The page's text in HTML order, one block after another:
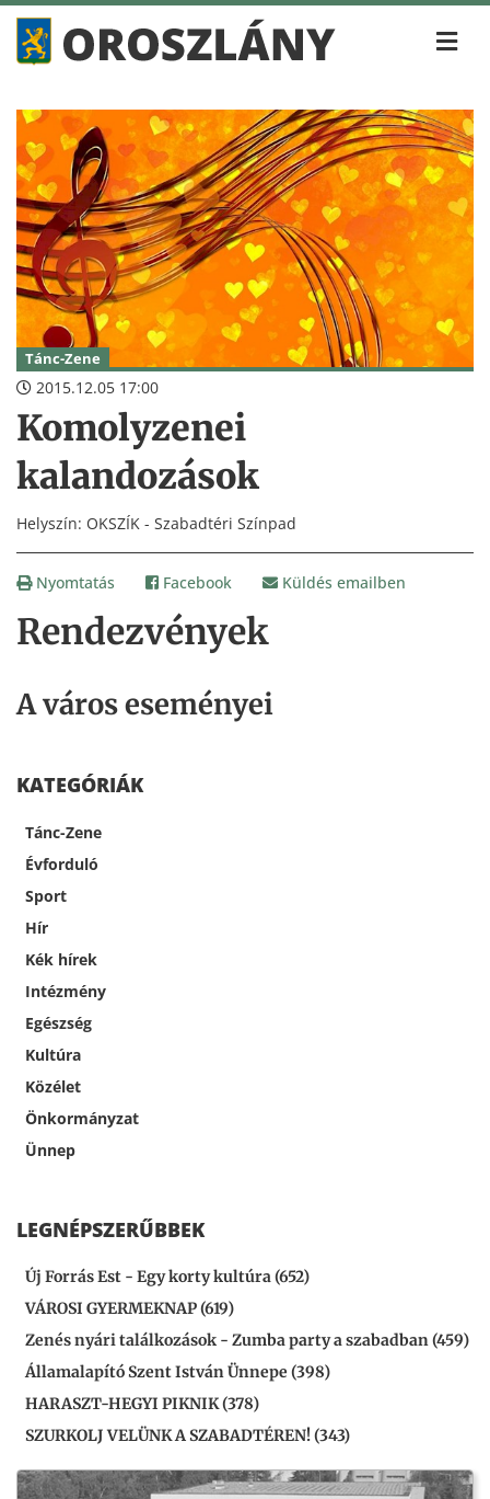
Rendezvények
A város eseményei
KATEGÓRIÁK
Tánc-Zene
Évforduló
Sport
Hír
Kék hírek
Intézmény
Egészség
Kultúra
Közélet
Önkormányzat
Ünnep
LEGNÉPSZERŰBBEK
Új Forrás Est - Egy korty kultúra (652)
VÁROSI GYERMEKNAP (619)
Zenés nyári találkozások - Zumba party a szabadban (459)
Államalapító Szent István Ünnepe (398)
HARASZT-HEGYI PIKNIK (378)
SZURKOLJ VELÜNK A SZABADTÉREN! (343)
Tánc-Zene
2015.12.05 17:00
Komolyzenei
kalandozások
Helyszín: OKSZÍK - Szabadtéri Színpad
Nyomtatás Facebook Küldés emailben